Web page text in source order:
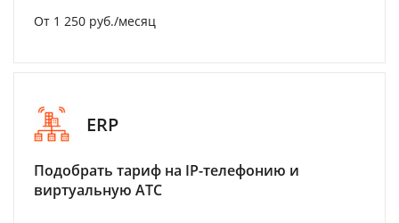
От 1 250 руб./месяц
ERP
Подобрать тариф на IP-телефонию и
виртуальную АТС